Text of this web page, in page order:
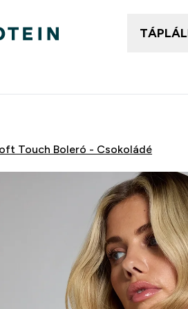
Touch Boleró - Csokoládé